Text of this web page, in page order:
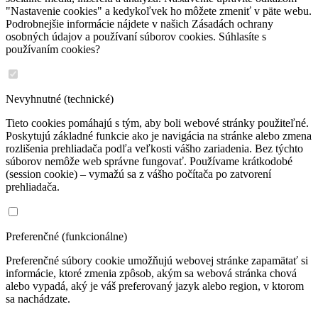
"Nastavenie cookies" a kedykoľvek ho môžete zmeniť v päte webu.
Podrobnejšie informácie nájdete v našich Zásadách ochrany
osobných údajov a používaní súborov cookies. Súhlasíte s
používaním cookies?
Nevyhnutné (technické)
Tieto cookies pomáhajú s tým, aby boli webové stránky použiteľné.
Poskytujú základné funkcie ako je navigácia na stránke alebo zmena
rozlišenia prehliadača podľa veľkosti vášho zariadenia. Bez týchto
súborov nemôže web správne fungovať. Používame krátkodobé
(session cookie) – vymažú sa z vášho počítača po zatvorení
prehliadača.
Preferenčné (funkcionálne)
Preferenčné súbory cookie umožňujú webovej stránke zapamätať si
informácie, ktoré zmenia zpôsob, akým sa webová stránka chová
alebo vypadá, aký je váš preferovaný jazyk alebo region, v ktorom
sa nachádzate.